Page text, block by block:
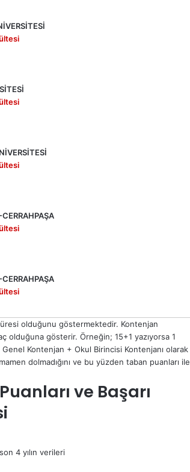
olduğunu göstermektedir. Kontenjan
olduğuna gösterir. Örneğin; 15+1 yazıyorsa 1
Kontenjan + Okul Birincisi Kontenjanı olarak
dolmadığını ve bu yüzden taban puanları ile
ve Başarı
4 yılın verileri